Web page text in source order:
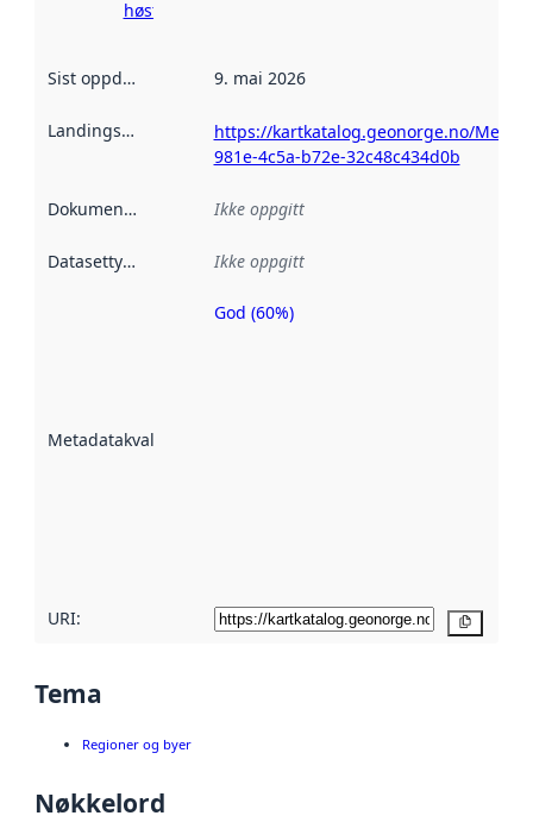
høsting her
Sist oppdatert 9. mai 2026
Landingsside
https://kartkatalog.geonorge.no/
981e-4c5a-b72e-32c48c434d0b
Dokumentasjon Ikke oppgitt
Datasettype Ikke oppgitt
Metadatakvalitet
Metadatakvalitet
God (60%)
URI:
Tema
Regioner og byer
Nøkkelord